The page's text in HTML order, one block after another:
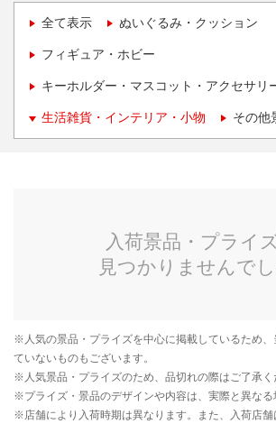
全て表示 ぬいぐるみ・クッション
フィギュア・ホビー
キーホルダー・マスコット・アクセサリ
生活雑貨・インテリア・小物 その他